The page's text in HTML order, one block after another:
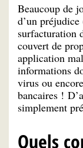
Beaucoup de
d’un
surfacturation
couvert de
application
informations
virus ou
bancaires !
simplement
Quels